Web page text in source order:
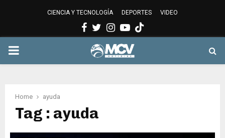
CIENCIA Y TECNOLOGÍA DEPORTES VIDEO
Facebook
Twitter
Instagram
Youtube
PRIMARY
Home ayuda
Tag : ayuda